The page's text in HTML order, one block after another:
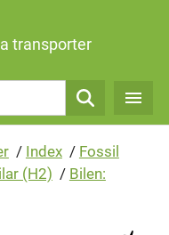
transporter
Sök
/ Index / Fossil
(H2) / Bilen: